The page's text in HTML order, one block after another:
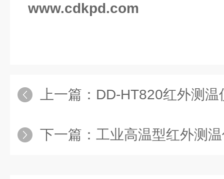
www.cdkpd.com
上一篇： DD-HT820红外测温
下一篇： 工业高温型红外测